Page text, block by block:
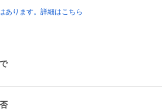
あります。詳細はこちら